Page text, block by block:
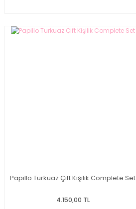
Papillo Turkuaz Çift Kişilik Complete Set
4.150,00 TL